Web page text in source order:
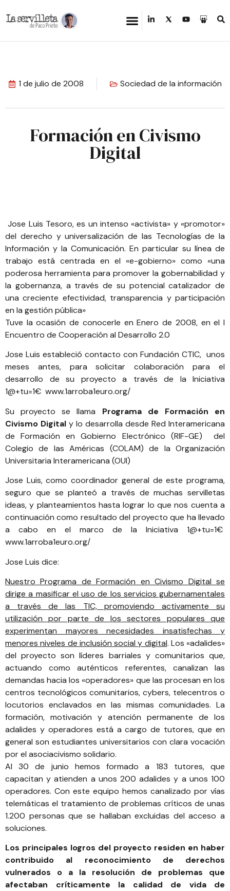
1 de julio de 2008 Sociedad de la información
Formación en Civismo
Digital
Jose Luis Tesoro, es un intenso «activista» y «promotor»
del derecho y universalización de las Tecnologías de la
Información y la Comunicación. En particular su línea de
trabajo está centrada en el «e-gobierno» como «una
poderosa herramienta para promover la gobernabilidad y
la gobernanza, a través de su potencial catalizador de
una creciente efectividad, transparencia y participación
en la gestión pública»
Tuve la ocasión de conocerle en Enero de 2008, en el I
Encuentro de Cooperación al Desarrollo 2.0
Jose Luis estableció contacto con Fundación CTIC, unos
meses antes, para solicitar colaboración para el
desarrollo de su proyecto a través de la Iniciativa
1@+tu=1€ www.1arroba1euro.org/
Su proyecto se llama Programa de Formación en
Civismo Digital y lo desarrolla desde Red Interamericana
de Formación en Gobierno Electrónico (RIF-GE)
del
Colegio de las Américas (COLAM) de la Organización
Universitaria Interamericana (OUI)
Jose Luis, como coordinador general de este programa,
seguro que se planteó a través de muchas servilletas
ideas, y planteamientos hasta lograr lo que nos cuenta a
continuación como resultado del proyecto que ha llevado
a cabo en el marco de la Iniciativa 1@+tu=1€
www.1arroba1euro.org/
Jose Luis dice:
Nuestro Programa de Formación en Civismo Digital se
dirige a masificar el uso de los servicios gubernamentales
a través de las TIC, promoviendo activamente su
utilización por parte de los sectores populares que
experimentan mayores necesidades insatisfechas y
menores niveles de inclusión social y digital. Los «adalides»
del proyecto son líderes barriales y comunitarios que,
actuando como auténticos referentes, canalizan las
demandas hacia los «operadores» que las procesan en los
centros tecnológicos comunitarios, cybers, telecentros o
locutorios enclavados en las mismas comunidades. La
formación, motivación y atención permanente de los
adalides y operadores está a cargo de tutores, que en
general son estudiantes universitarios con clara vocación
por el asociacivismo solidario.
Al 30 de junio hemos formado a 183 tutores, que
capacitan y atienden a unos 200 adalides y a unos 100
operadores. Con este equipo hemos canalizado por vías
telemáticas el tratamiento de problemas críticos de unas
1.200 personas que se hallaban excluidas del acceso a
soluciones.
Los principales logros del proyecto residen en haber
contribuido al reconocimiento de derechos
vulnerados o a la resolución de problemas que
afectaban críticamente la calidad de vida de